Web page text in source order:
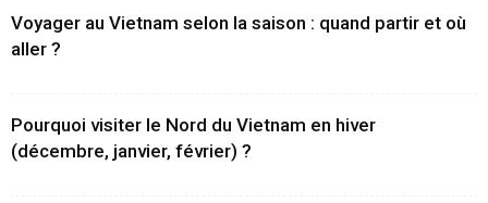
Voyager au Vietnam selon la saison : quand partir et où
aller ?
Pourquoi visiter le Nord du Vietnam en hiver
(décembre, janvier, février) ?